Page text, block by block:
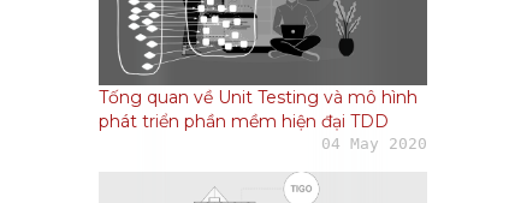
Tống quan về Unit Testing và mô hình
phát triển phần mềm hiện đại TDD
04 May 2020